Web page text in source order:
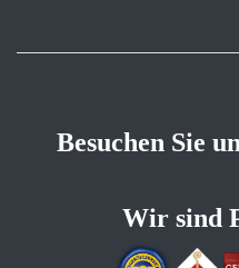
Besuchen Sie
Wir sind